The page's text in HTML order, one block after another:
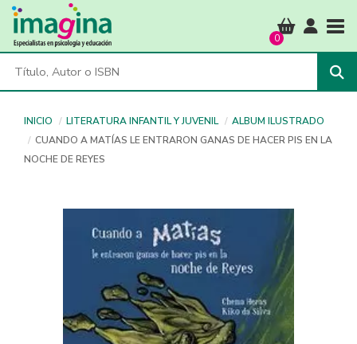
0
INICIO LITERATURA INFANTIL Y JUVENIL
ALBUM ILUSTRADO
CUANDO A MATÍAS LE ENTRARON GANAS DE HACER PIS EN LA
NOCHE DE REYES